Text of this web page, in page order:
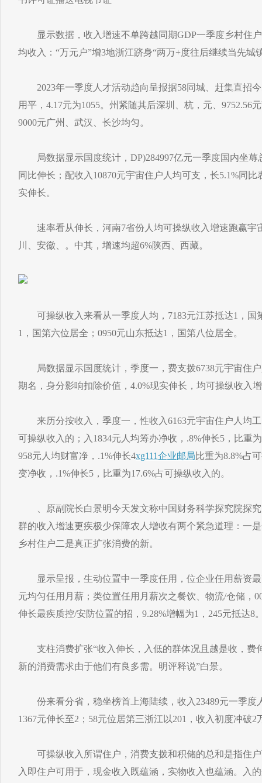
显示数据，收入增速不单跨越同期GDP一季度乡村住户
均收入：“万元户”增3地浙江跻身“两万+度往后继续当先城
2023年一季度人才活动趋向呈报据58同城、赶集直招
用平，4.17元为1055。州紧随其后深圳、杭，元、9752.56
9000元广州、武汉、长沙均匀。
局数据显示国度统计，DP)284997亿元一季度国内坐蓐
同比伸长；配收入10870元宇宙住户人均可支，长5.1%同
实伸长。
速率看从伸长，河南7省份人均可操纵收入增速跑赢宇
川、安徽、。中其，增速均超6%陕西、西藏。
可操纵收入来看从一季度人均，7183元江苏抵达1，国
1，国第六位居全；0950元山东抵达1，国第八位居全。
局数据显示国度统计，季度一，费支拨6738元宇宙住户
期名，身分影响扣除价值，4.0%现实伸长，均可操纵收入
来历分按收入，季度一，性收入6163元宇宙住户人均工
可操纵收入的；入1834元人均筹办净收，.8%伸长5，比重
958元人均财富净，.1%伸长4xg111企业邮局比重为8.8%占
变净收，.1%伸长5，比重为17.6%占可操纵收入的。
、原副院长白景明今天发文称中国财务科学探究院探究
群的收入增速更疾极少保障农人增收有两个紧急道理：一
乡村住户二是真正扩张消费的新。
显示呈报，生动位置中一季度任用，位企业任用薪资最
元均匀任用月薪；类位置任用月薪次之餐饮、物流/仓储，
伸长最疾质控/安防位置的招，9.28%增幅为1，245元抵达8
支柱消费扩张“收入伸长，入低的群体况且越是收，费
新的消费需求由于他们有良多需。明评释说”白景。
份来看分省，稳坐榜首上海陆续，收入23489元一季度
1367元伸长至2；58元位居第三浙江以201，收入初度冲破
可操纵收入所谓住户，消费支拨和积储的总和是指住户
入即住户可用于，现金收入既蕴涵，实物收入也蕴涵。入